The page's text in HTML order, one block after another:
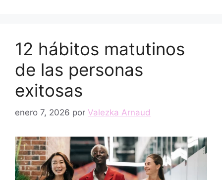
12 hábitos matutinos
de las personas
exitosas
enero 7, 2026 por Valezka Arnaud